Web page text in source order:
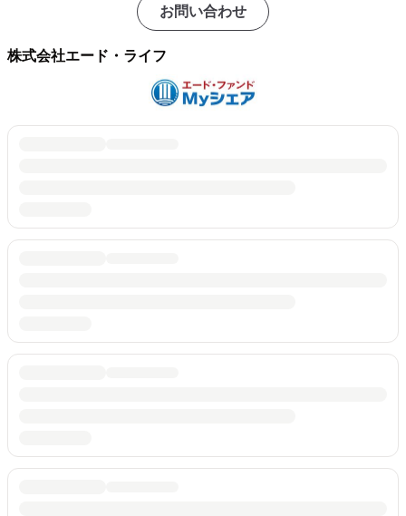
お問い合わせ
株式会社エード・ライフ